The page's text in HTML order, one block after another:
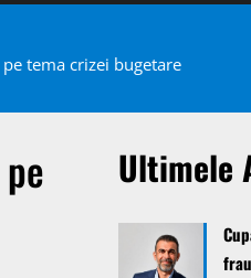
tema crizei bugetare
Ultimele